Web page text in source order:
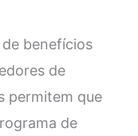
benefícios
de
permitem que
de